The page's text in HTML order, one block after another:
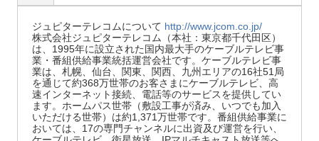
ジュピターテレコムについて http://www.jcom.co.jp/
株式会社ジュピターテレコム（本社：東京都千代田区）
は、1995年に設立された国内最大手のケーブルテレビ事
業・番組供給事業統括運営会社です。ケーブルテレビ事
業は、札幌、仙台、関東、関西、九州エリアの16社51局
を通じて約368万世帯のお客さまにケーブルテレビ、高
速インターネット接続、電話等のサービスを提供してい
ます。ホームパス世帯（敷設工事が済み、いつでも加入
いただける世帯）は約1,371万世帯です。番組供給事業に
おいては、17の専門チャンネルに出資及び運営を行い、